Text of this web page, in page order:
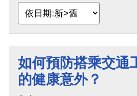
如何預防搭乘交通
的健康意外？